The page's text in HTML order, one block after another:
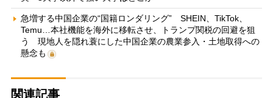
急増する中国企業の“国籍ロンダリング” SHEIN、TikTok、
Temu…本社機能を海外に移転させ、トランプ関税の回避を狙
う 現地人を隠れ蓑にした中国企業の農業参入・土地取得への
懸念も
関連記事